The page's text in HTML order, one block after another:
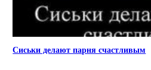
Сиськи делают парня счастливым